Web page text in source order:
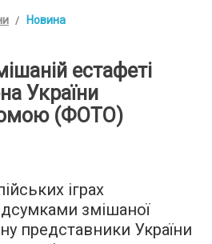
Новина
естафеті
України
(ФОТО)
іграх
змішаної
представники України